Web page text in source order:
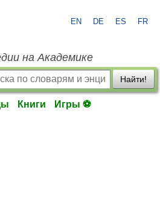
EN DE ES FR
на Академике
Найти!
Книги Игры ⚽